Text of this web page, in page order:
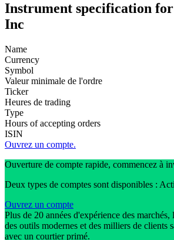
Instrument specification
Inc
Name
Currency
Symbol
Valeur minimale de l'ordre
Ticker
Heures de trading
Type
Hours of accepting orders
ISIN
Ouvrez un compte.
Ouverture de compte rapide, commencez à
Deux types de comptes sont disponibles :
Ouvrez un compte
Plus de 20 années d'expérience des marchés,
des outils modernes et des milliers de clients
avec un courtier primé.